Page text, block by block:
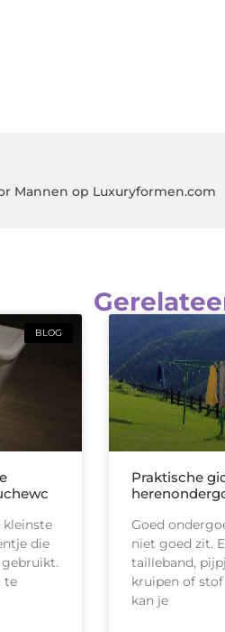
Mannen op Luxuryformen.com
BLOG
kleinste
die
te
Praktische
Goed
niet goed zit.
tailleband,
kruipen of
kan je